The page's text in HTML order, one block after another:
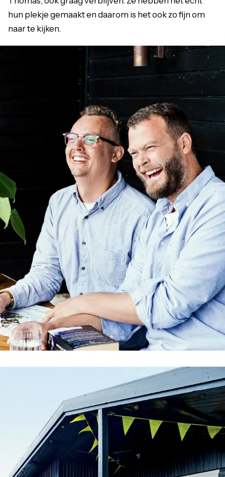
hun plekje gemaakt en daarom is het ook zo fijn om
naar te kijken.